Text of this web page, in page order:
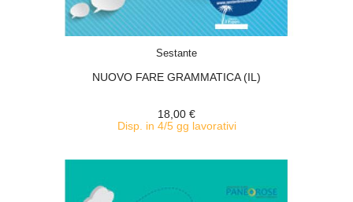
Sestante
NUOVO FARE GRAMMATICA (IL)
18,00 €
Disp. in 4/5 gg lavorativi